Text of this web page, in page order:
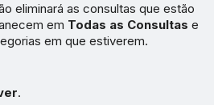
eliminará as consultas que estão
em Todas as Consultas e
em que estiverem.
.